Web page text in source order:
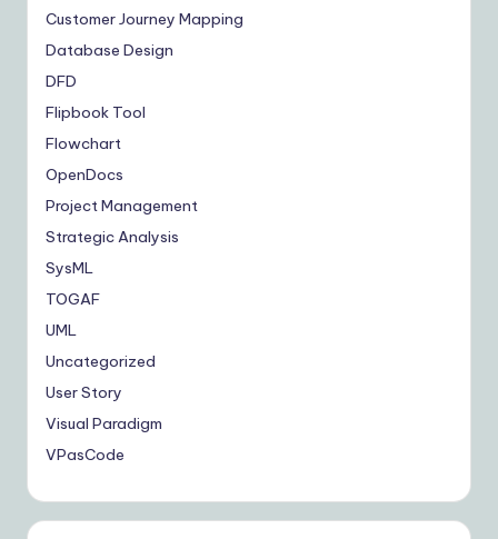
Customer Journey Mapping
Database Design
DFD
Flipbook Tool
Flowchart
OpenDocs
Project Management
Strategic Analysis
SysML
TOGAF
UML
Uncategorized
User Story
Visual Paradigm
VPasCode